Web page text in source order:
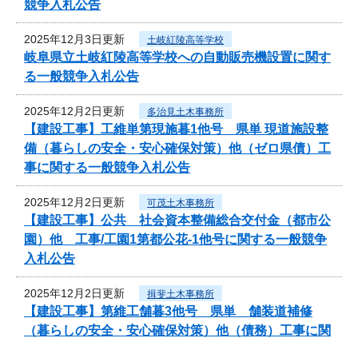
競争入札公告
2025年12月3日更新 土岐紅陵高等学校
岐阜県立土岐紅陵高等学校への自動販売機設置に関す
る一般競争入札公告
2025年12月2日更新 多治見土木事務所
【建設工事】工維単第現施暮1他号 県単 現道施設整
備（暮らしの安全・安心確保対策）他（ゼロ県債）工
事に関する一般競争入札公告
2025年12月2日更新 可茂土木事務所
【建設工事】公共 社会資本整備総合交付金（都市公
園）他 工事/工園1第都公花-1他号に関する一般競争
入札公告
2025年12月2日更新 揖斐土木事務所
【建設工事】第維工舗暮3他号 県単 舗装道補修
（暮らしの安全・安心確保対策）他（債務）工事に関